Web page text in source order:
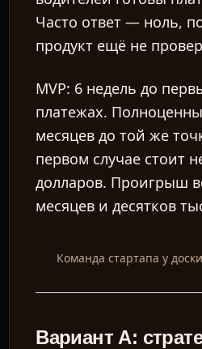
Часто ответ — ноль,
продукт ещё не
MVP: 6 недель до
платежах.
месяцев до той же
первом случае стоит
долларов. Проигрыш
месяцев и десятков
Команда стартапа у
Вариант А: